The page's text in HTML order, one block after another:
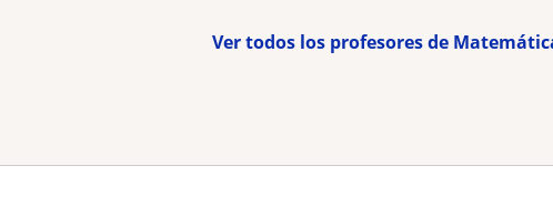
Ver todos los profesores de